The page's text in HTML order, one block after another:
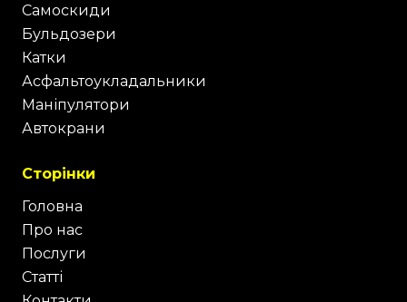
Самоскиди
Бульдозери
Катки
Асфальтоукладальники
Маніпулятори
Автокрани
Сторінки
Головна
Про нас
Послуги
Статті